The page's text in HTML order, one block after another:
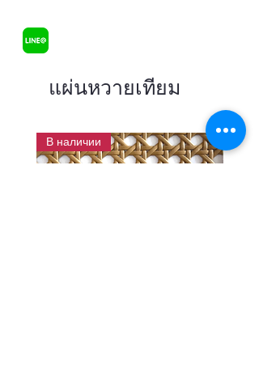
แผ่นหวายเทียม
В наличии